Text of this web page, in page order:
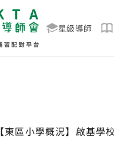
星級導師
【東區小學概況】​啟基學